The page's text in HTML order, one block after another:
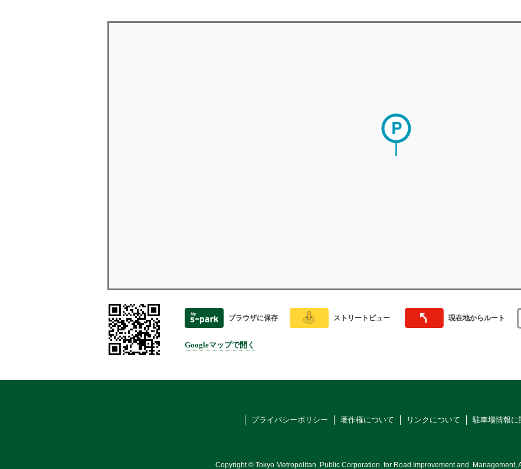
ブラウザに保存 ストリートビュー 現在地からルート
Googleマップで開く
プライバシーポリシー 著作権について リンクについて 駐車場情報に
Copyright © Tokyo Metropolitan Public Corporation for Road Improvement and Management,